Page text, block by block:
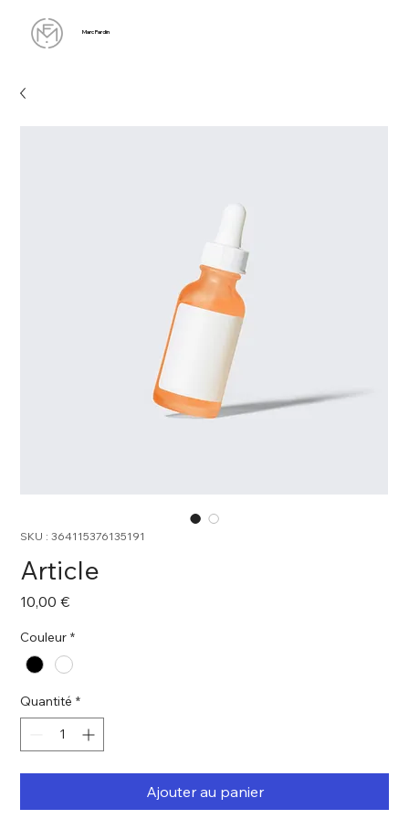
Marc Fardin
SKU : 364115376135191
Article
10,00 €Prix
Couleur *
Quantité *
Ajouter au panier